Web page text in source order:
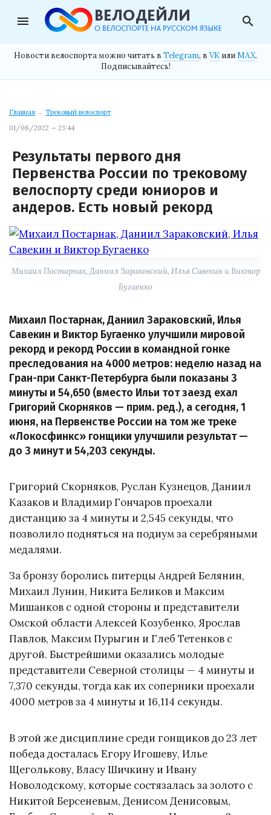
menu search
Новости велоспорта можно читать в Telegram, в VK илиMAX.
Подписывайтесь!
Главная → Трековый велоспорт
01/06/2022 — 23:44
Результаты первого дня
Первенства России по трековому
велоспорту среди юниоров и
андеров. Есть новый рекорд
Михаил Постарнак, Даниил Зараковский, Илья Савекин и Виктор
Бугаенко
Михаил Постарнак, Даниил Зараковский, Илья
Савекин и Виктор Бугаенко улучшили мировой
рекорд и рекорд России в командной гонке
преследования на 4000 метров: неделю назад на
Гран-при Санкт-Петербурга были показаны 3
минуты и 54,650 (вместо Ильи тот заезд ехал
Григорий Скорняков — прим. ред.), а сегодня, 1
июня, на Первенстве России на том же треке
«Локосфинкс» гонщики улучшили результат —
до 3 минут и 54,203 секунды.
Григорий Скорняков, Руслан Кузнецов, Даниил
Казаков и Владимир Гончаров проехали
дистанцию за 4 минуты и 2,545 секунды, что
позволило подняться на подиум за серебряными
медалями.
За бронзу боролись питерцы Андрей Белянин,
Михаил Лунин, Никита Беликов и Максим
Мишанков с одной стороны и представители
Омской области Алексей Козубенко, Ярослав
Павлов, Максим Пурыгин и Глеб Тетенков с
другой. Быстрейшими оказались молодые
представители Северной столицы — 4 минуты и
7,370 секунды, тогда как их соперники проехали
4000 метров за 4 минуты и 16,114 секунды.
В этой же дисциплине среди гонщиков до 23 лет
победа досталась Егору Игошеву, Илье
Щеголькову, Власу Шичкину и Ивану
Новолодскому, которые состязалась за золото с
Никитой Берсеневым, Денисом Денисовым,